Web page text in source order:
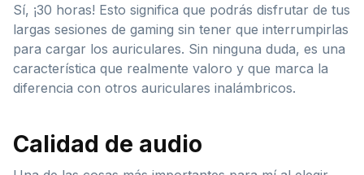
Sí, ¡30 horas! Esto significa que podrás disfrutar de tus
largas sesiones de gaming sin tener que interrumpirlas
para cargar los auriculares. Sin ninguna duda, es una
característica que realmente valoro y que marca la
diferencia con otros auriculares inalámbricos.
Calidad de audio